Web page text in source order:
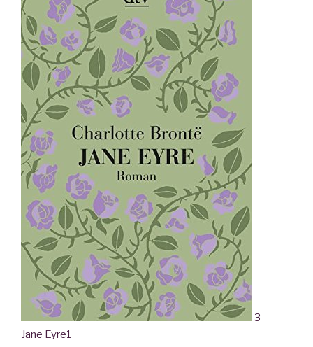
3
Jane Eyre1